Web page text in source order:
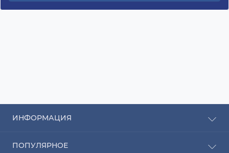
ИНФОРМАЦИЯ
Оплата
ПОПУЛЯРНОЕ